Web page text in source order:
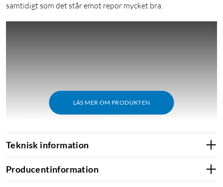
samtidigt som det står emot repor mycket bra.
LÄS MER OM PRODUKTEN
Skärmskydd Skydd för skärmen Skyddsfilm
Skärmskydd för iPhone Displayskydd för iPhone
Teknisk information
Producentinformation